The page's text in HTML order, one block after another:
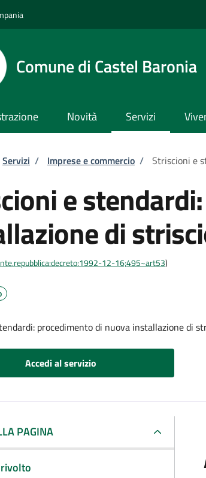
Comune di Castel Baronia
Novità Servizi
di pane
Servizi / Imprese e commercio / Striscioni e
e
di
12-16;495~art53)
procedimento di nuova installazione di
Accedi al servizio
PAGINA